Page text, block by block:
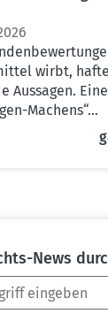
wirbt,
Aussagen.
Machens“…
News